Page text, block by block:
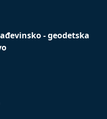
- geodetska